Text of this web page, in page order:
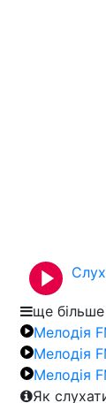
ще
Мелодія
Мелодія
Мелодія
Як